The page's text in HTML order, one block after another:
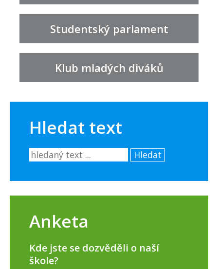
Studentský parlament
Klub mladých diváků
Hledat text
Hledat
Anketa
Kde jste se dozvěděli o naší
škole?